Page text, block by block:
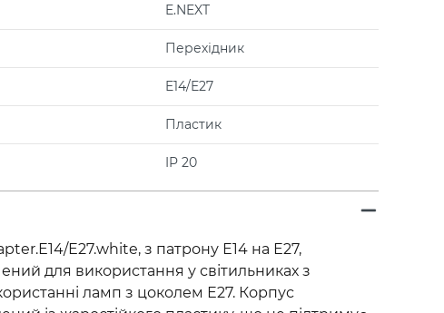
E.NEXT
Перехідник
E14/E27
Пластик
IP 20
Е27.white, з патрону Е14 на Е27,
для використання у світильниках з
ламп з цоколем Е27. Корпус